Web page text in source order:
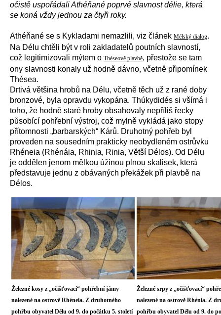
očistě uspořádali Athéňané poprvé slavnost délie, která
se koná vždy jednou za čtyři roky.
Athéňané se s Kykladami nemazlili, viz článek Mélský dialog.
Na Délu chtěli být v roli zakladatelů poutních slavností,
což legitimizovali mýtem o Théseově plavbě, přestože se tam
ony slavnosti konaly už hodně dávno, včetně připomínek
Thésea.
Drtivá většina hrobů na Délu, včetně těch už z rané doby
bronzové, byla opravdu vykopána. Thúkydidés si všímá i
toho, že hodně staré hroby obsahovaly nepříliš řecky
působící pohřební výstroj, což mylně vykládá jako stopy
přítomnosti „barbarských“ Kárů. Druhotný pohřeb byl
proveden na sousedním prakticky neobydleném ostrůvku
Rhéneia (Rhénáia, Rhinia, Rinia, Větší Délos). Od Délu
je oddělen jenom mělkou úžinou plnou skalisek, která
představuje jednu z obávaných překážek při plavbě na
Délos.
Železné kosy z „očišťovací“ pohřební jámy
nalezené na ostrově Rhéneia. Z druhotného
pohřbu obyvatel Délu od 9. do počátku 5. století
Železné srpy z „očišťovací“
nalezené na ostrově Rhénia. Z
pohřbu obyvatel Délu od 9. do